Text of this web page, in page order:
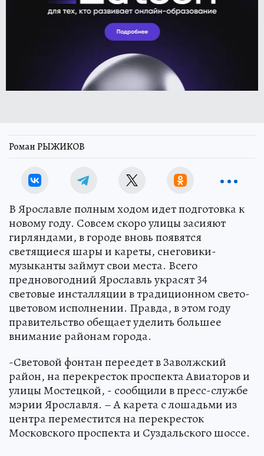
Роман РЫЖИКОВ
В Ярославле полным ходом идет подготовка к
новому году. Совсем скоро улицы засияют
гирляндами, в городе вновь появятся
светящиеся шары и кареты, снеговики-
музыканты займут свои места. Всего
предновогодний Ярославль украсят 34
световые инсталляции в традиционном свето-
цветовом исполнении. Правда, в этом году
правительство обещает уделить большее
внимание районам города.
-Световой фонтан переедет в Заволжский
район, на перекресток проспекта Авиаторов и
улицы Мостецкой, - сообщили в пресс-службе
мэрии Ярославля. – А карета с лошадьми из
центра переместится на перекресток
Московского проспекта и Суздальского шоссе.